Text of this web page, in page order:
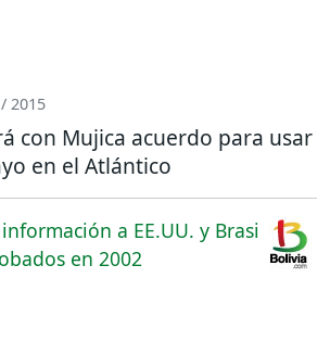
2015
con Mujica acuerdo para usar
en el Atlántico